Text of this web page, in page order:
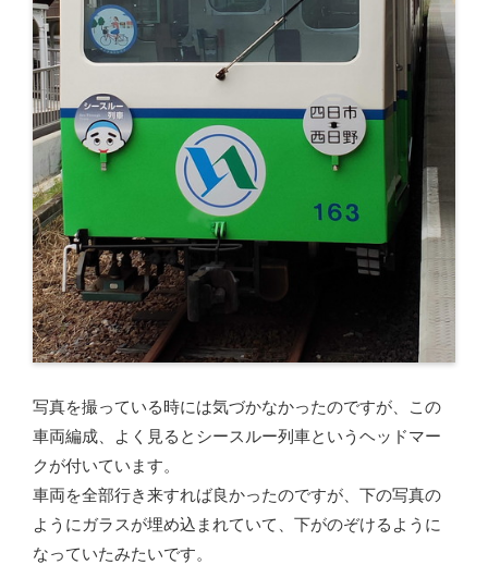
写真を撮っている時には気づかなかったのですが、この
車両編成、よく見るとシースルー列車というヘッドマー
クが付いています。
車両を全部行き来すれば良かったのですが、下の写真の
ようにガラスが埋め込まれていて、下がのぞけるように
なっていたみたいです。